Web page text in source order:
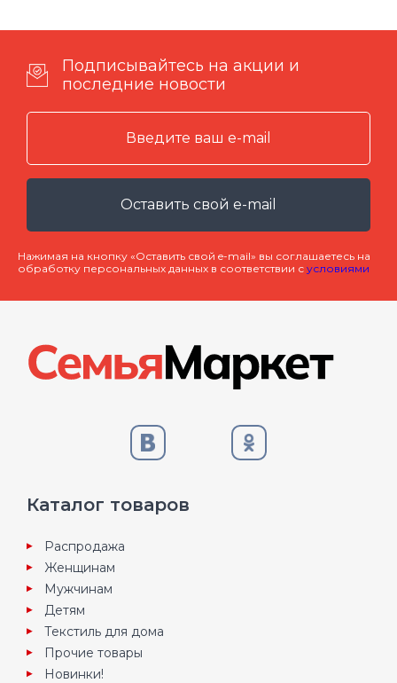
Подписывайтесь на акции и
последние новости
Оставить свой e-mail
Нажимая на кнопку «Оставить свой e-mail» вы соглашаетесь на
обработку персональных данных в соответствии с условиями
Каталог товаров
Распродажа
Женщинам
Мужчинам
Детям
Текстиль для дома
Прочие товары
Новинки!